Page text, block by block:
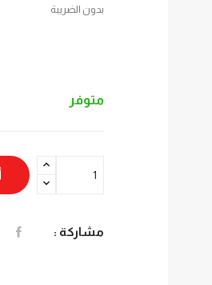
بدون الضريبة
متوفر
مشاركة :